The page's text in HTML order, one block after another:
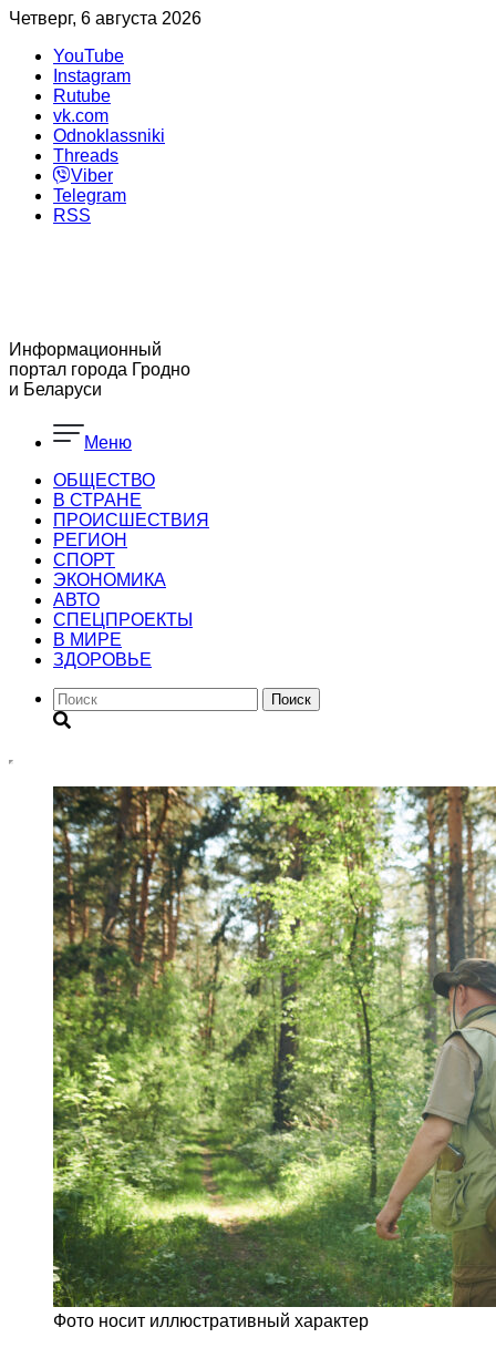
Четверг, 6 августа 2026
YouTube
Instagram
Rutube
vk.com
Odnoklassniki
Threads
Viber
Telegram
RSS
Информационный
портал города Гродно
и Беларуси
Меню
ОБЩЕСТВО
В СТРАНЕ
ПРОИСШЕСТВИЯ
РЕГИОН
CПОРТ
ЭКОНОМИКА
АВТО
СПЕЦПРОЕКТЫ
В МИРЕ
ЗДОРОВЬЕ
Поиск
Фото носит иллюстративный характер